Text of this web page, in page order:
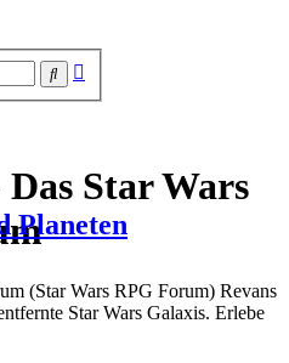
Suche
Star Wars
(Star Wars RPG Forum) Revans
Star Wars Galaxis. Erlebe
Planeten